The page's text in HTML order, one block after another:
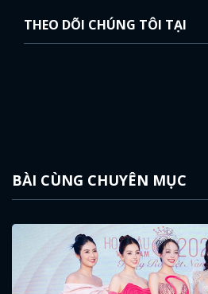
THEO DÕI CHÚNG TÔI TẠI
BÀI CÙNG CHUYÊN MỤC